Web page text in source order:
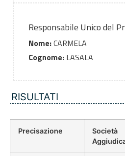
Responsabile Unico del
Nome:CARMELA
Cognome:LASALA
RISULTATI
Precisazione
Società